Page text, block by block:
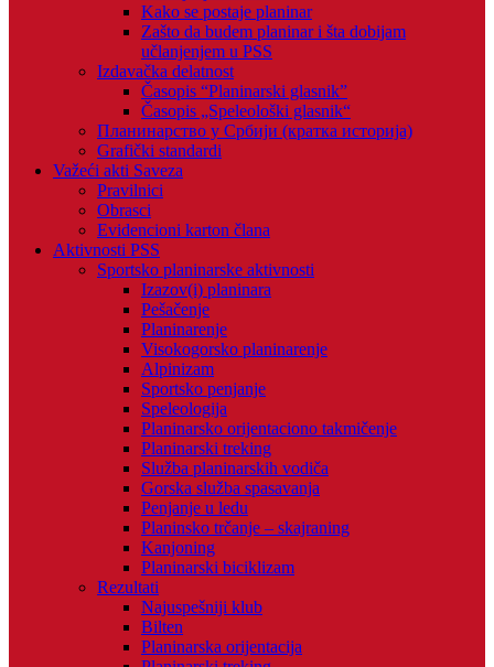
Kako se postaje planinar
Zašto da budem planinar i šta dobijam
učlanjenjem u PSS
Izdavačka delatnost
Časopis “Planinarski glasnik”
Časopis „Speleološki glasnik“
Планинарство у Србији (кратка историја)
Grafički standardi
Važeći akti Saveza
Pravilnici
Obrasci
Evidencioni karton člana
Aktivnosti PSS
Sportsko planinarske aktivnosti
Izazov(i) planinara
Pešačenje
Planinarenje
Visokogorsko planinarenje
Alpinizam
Sportsko penjanje
Speleologija
Planinarsko orijentaciono takmičenje
Planinarski treking
Služba planinarskih vodiča
Gorska služba spasavanja
Penjanje u ledu
Planinsko trčanje – skajraning
Kanjoning
Planinarski biciklizam
Rezultati
Najuspešniji klub
Bilten
Planinarska orijentacija